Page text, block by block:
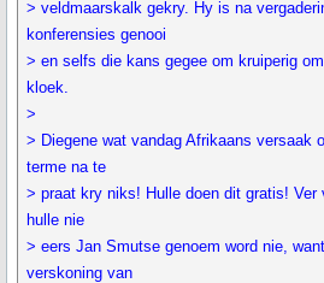
> veldmaarskalk gekry. Hy is na
konferensies genooi
> en selfs die kans gegee om kruiperig
kloek.
>
> Diegene wat vandag Afrikaans versaak
terme na te
> praat kry niks! Hulle doen dit gratis! Ver
hulle nie
> eers Jan Smutse genoem word nie,
verskoning van